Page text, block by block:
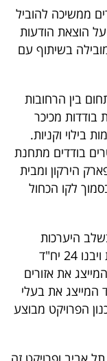
19, חברת אזורים ממשיכה להוביל
הוצאת הודעות
רמז 8, אותו היא מובילה בשיתוף עם
בין הרחובות
בודדות מכיכר
בילוי וקניות.
בודדים מתחנת
הירקון ומבית
לקו הכחול
היערכות
לפינוי, כשבפרויקט יהרסו 14 יח"ד קיימות ויבנו 24 יח"ד
המייצג את אזורים
המייצג את בעלי
הפרויקט מבוצע